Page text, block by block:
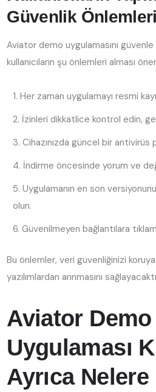
Güvenlik Önlemleri
Aviator demo uygulamasını
kullanıcıların şu önlemleri alması
Her zaman uygulamayı resmi
İzinleri dikkatlice kontrol edin,
Cihazınızda güncel bir antivirüs
İndirme öncesinde yorum ve
Uygulamanın en son
olun.
Güvenilmeyen bağlantılara
Bu önlemler, veri güvenliğinizi
yazılımlardan arınmasını
Aviator Demo
Uygulaması
Ayrıca